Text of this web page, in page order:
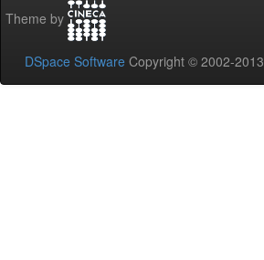
Theme by
DSpace Software Copyright © 2002-2013